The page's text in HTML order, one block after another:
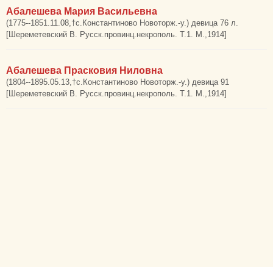
Абалешева Мария Васильевна
(1775--1851.11.08,†с.Константиново Новоторж.-у.) девица 76 л.
[Шереметевский В. Русск.провинц.некрополь. Т.1. М.,1914]
Абалешева Прасковия Ниловна
(1804--1895.05.13,†с.Константиново Новоторж.-у.) девица 91
[Шереметевский В. Русск.провинц.некрополь. Т.1. М.,1914]